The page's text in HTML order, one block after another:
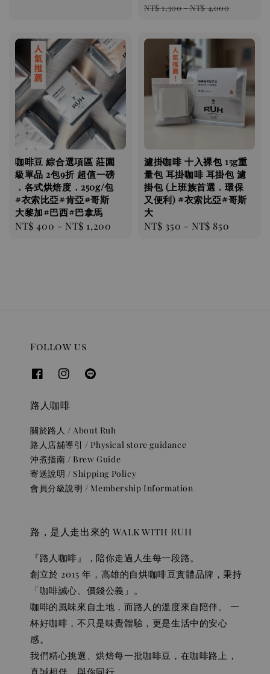
price
NT$ 1,300-NT$ 4,000
咖啡豆 綜合選項區 莊園
級單品 2包9折 超值一磅
．各式烘焙度．250g/包
#衣索比亞#肯亞#哥斯
大黎加#巴西#巴拿馬
Regular
NT$ 400 - NT$ 1,200
濾掛咖啡 十入裸包 15g重
量包 耳掛咖啡 耳掛包 濾
掛包 (上班族首選．環保
又便利) #衣索比亞#哥斯
大
Regular
NT$ 350 - NT$ 850
Follow us
路人咖啡
關於路人 / About Ruh
路人店舖導引 / Physical store guidance
沖煮指南 / Brew Guide
寄送說明 / Shipping Policy
會員分級說明 / Membership Information
路，是人走出來的 Walk with RUH
『路人咖啡』，陪你走過人生每一段路。
創立於 2015 年，高雄的自烘咖啡豆實體品牌，秉持
「咖啡誠心、價錢公義」。
咖啡的風味來自土地，而路人的溫度來自陪伴。 一
杯好咖啡，不只是味覺體驗，更是生活中的安心
感。
我們精心挑選、烘焙每一批咖啡豆，在咖啡路上，
真誠相伴、與你同行。